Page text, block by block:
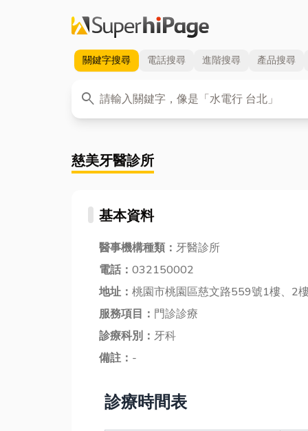
關鍵字搜尋 電話搜尋 進階搜尋 產品搜尋
search
關鍵字
慈美牙醫診所
基本資料
醫事機構種類： 牙醫診所
電話： 032150002
地址： 桃園市桃園區慈文路559號1樓、2
服務項目： 門診診療
診療科別： 牙科
備註： -
診療時間表